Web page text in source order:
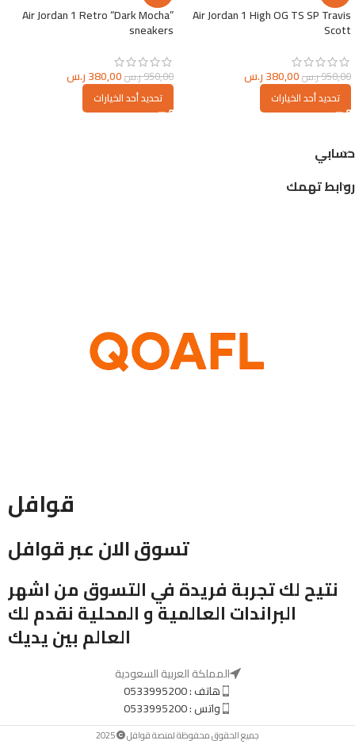
Air Jordan 1 High OG TS SP Travis
Scott
950,00ر.س380,00ر.س
تحديد أحد الخيارات
Air Jordan 1 Retro “Dark Mocha”
sneakers
950,00ر.س380,00ر.س
تحديد أحد الخيارات
حسابي
روابط تهمك
قوافل
تسوق الان عبر قوافل
نتيح لك تجربة فريدة في التسوق من اشهر
البراندات العالمية و المحلية نقدم لك
العالم بين يديك
المملكة العربية السعودية
هاتف : 0533995200
واتس : 0533995200
جميع الحقوق محفوظة لمنصة قوافل